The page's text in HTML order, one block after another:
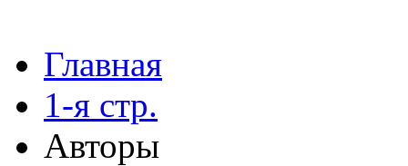
Главная
1-я стр.
Авторы